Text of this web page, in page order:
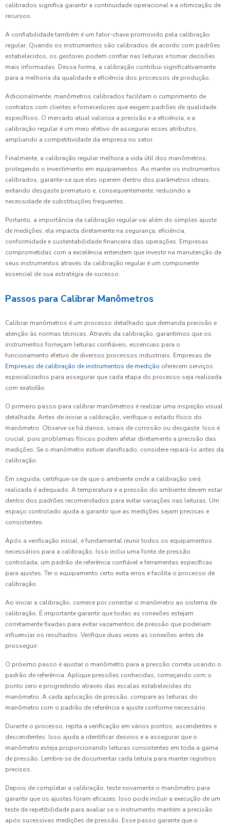
calibrados significa garantir a continuidade operacional e a otimização de
recursos.
A confiabilidade também é um fator-chave promovido pela calibração
regular. Quando os instrumentos são calibrados de acordo com padrões
estabelecidos, os gestores podem confiar nas leituras e tomar decisões
mais informadas. Dessa forma, a calibração contribui significativamente
para a melhoria da qualidade e eficiência dos processos de produção.
Adicionalmente, manômetros calibrados facilitam o cumprimento de
contratos com clientes e fornecedores que exigem padrões de qualidade
específicos. O mercado atual valoriza a precisão e a eficiência, e a
calibração regular é um meio efetivo de assegurar esses atributos,
ampliando a competitividade da empresa no setor.
Finalmente, a calibração regular melhora a vida útil dos manômetros,
protegendo o investimento em equipamentos. Ao manter os instrumentos
calibrados, garante-se que eles operem dentro dos parâmetros ideais,
evitando desgaste prematuro e, consequentemente, reduzindo a
necessidade de substituições frequentes.
Portanto, a importância da calibração regular vai além do simples ajuste
de medições; ela impacta diretamente na segurança, eficiência,
conformidade e sustentabilidade financeira das operações. Empresas
comprometidas com a excelência entendem que investir na manutenção de
seus instrumentos através da calibração regular é um componente
essencial de sua estratégia de sucesso.
Passos para Calibrar Manômetros
Calibrar manômetros é um processo detalhado que demanda precisão e
atenção às normas técnicas. Através da calibração, garantimos que os
instrumentos forneçam leituras confiáveis, essenciais para o
funcionamento efetivo de diversos processos industriais. Empresas de
Empresas de calibração de instrumentos de medição oferecem serviços
especializados para assegurar que cada etapa do processo seja realizada
com exatidão.
O primeiro passo para calibrar manômetros é realizar uma inspeção visual
detalhada. Antes de iniciar a calibração, verifique o estado físico do
manômetro. Observe se há danos, sinais de corrosão ou desgaste. Isso é
crucial, pois problemas físicos podem afetar diretamente a precisão das
medições. Se o manômetro estiver danificado, considere repará-lo antes da
calibração.
Em seguida, certifique-se de que o ambiente onde a calibração será
realizada é adequado. A temperatura e a pressão do ambiente devem estar
dentro dos padrões recomendados para evitar variações nas leituras. Um
espaço controlado ajuda a garantir que as medições sejam precisas e
consistentes.
Após a verificação inicial, é fundamental reunir todos os equipamentos
necessários para a calibração. Isso inclui uma fonte de pressão
controlada, um padrão de referência confiável e ferramentas específicas
para ajustes. Ter o equipamento certo evita erros e facilita o processo de
calibração.
Ao iniciar a calibração, comece por conectar o manômetro ao sistema de
calibração. É importante garantir que todas as conexões estejam
corretamente fixadas para evitar vazamentos de pressão que poderiam
influenciar os resultados. Verifique duas vezes as conexões antes de
prosseguir.
O próximo passo é ajustar o manômetro para a pressão correta usando o
padrão de referência. Aplique pressões conhecidas, começando com o
ponto zero e progredindo através das escalas estabelecidas do
manômetro. A cada aplicação de pressão, compare as leituras do
manômetro com o padrão de referência e ajuste conforme necessário.
Durante o processo, repita a verificação em vários pontos, ascendentes e
descendentes. Isso ajuda a identificar desvios e a assegurar que o
manômetro esteja proporcionando leituras consistentes em toda a gama
de pressão. Lembre-se de documentar cada leitura para manter registros
precisos.
Depois de completar a calibração, teste novamente o manômetro para
garantir que os ajustes foram eficazes. Isso pode incluir a execução de um
teste de repetibilidade para avaliar se o instrumento mantém a precisão
após sucessivas medições de pressão. Esse passo garante que o